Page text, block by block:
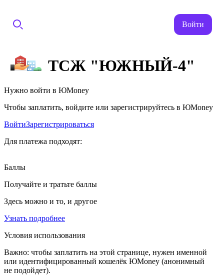
Войти
ТСЖ "ЮЖНЫЙ-4"
Нужно войти в ЮMoney
Чтобы заплатить, войдите или зарегистрируйтесь в ЮMoney
ВойтиЗарегистрироваться
Для платежа подходят:
Баллы
Получайте и тратьте баллы
Здесь можно и то, и другое
Узнать подробнее
Условия использования
Важно: чтобы заплатить на этой странице, нужен именной
или идентифицированный кошелёк ЮMoney (анонимный
не подойдет).